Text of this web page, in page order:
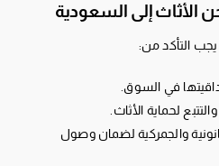
الأثاث إلى السعودية
التأكد من:
في السوق.
لحماية الأثاث.
والجمركية لضمان وصول